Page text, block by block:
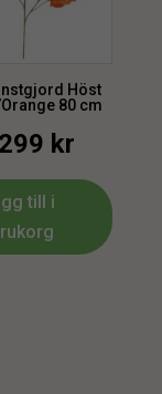
Höst
80 cm
299 kr
till i